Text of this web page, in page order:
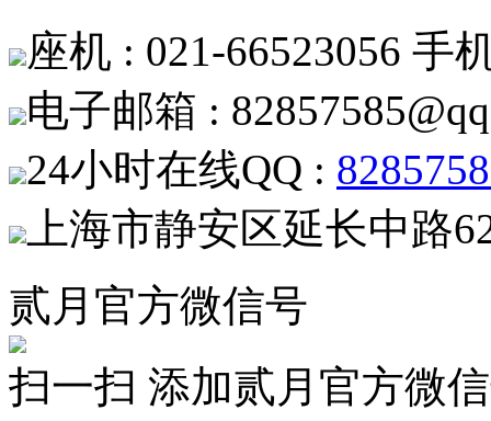
座机 : 021-66523056 手
电子邮箱 :
24小时在线QQ :
上海市静安区延长中路
贰月官方微信号
扫一扫 添加贰月官方微